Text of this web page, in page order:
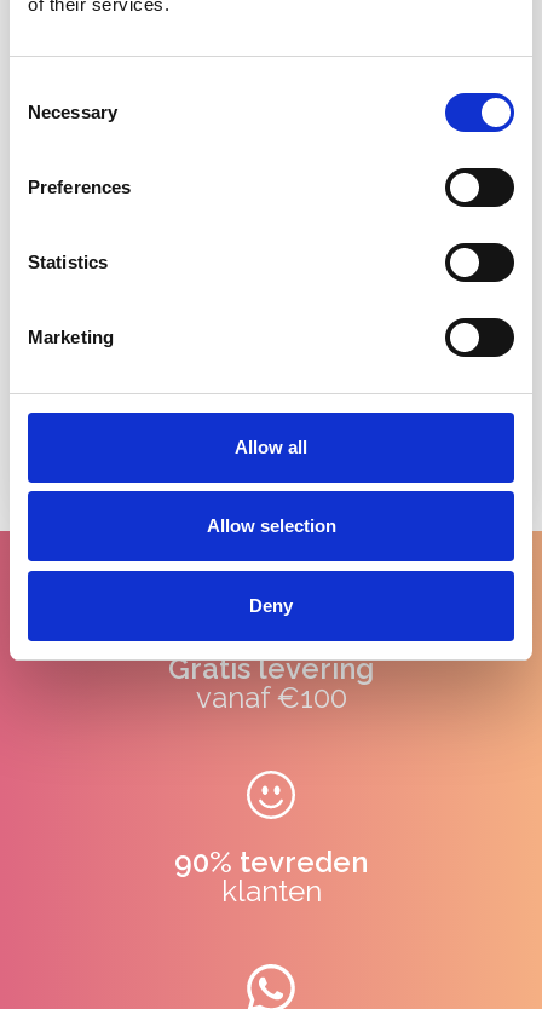
Selection
Necessary
Preferences
Statistics
Marketing
Allow all
Allow selection
Deny
€278,00
Gratis levering
vanaf €100
90% tevreden
klanten